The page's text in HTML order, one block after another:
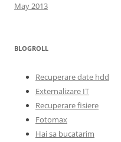
May 2013
BLOGROLL
Recuperare date hdd
Externalizare IT
Recuperare fisiere
Fotomax
Hai sa bucatarim